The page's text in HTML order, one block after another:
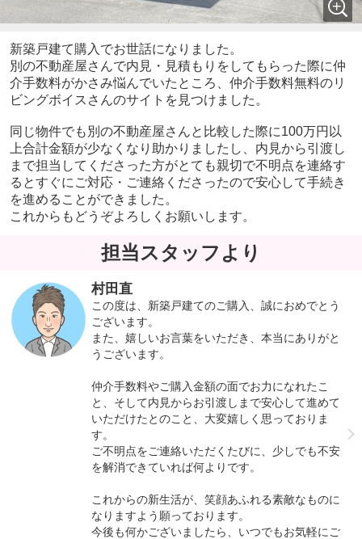
新築戸建て購入でお世話になりました。
別の不動産屋さんで内見・見積もりをしてもらった際に仲
介手数料がかさみ悩んでいたところ、仲介手数料無料のリ
ビングボイスさんのサイトを見つけました。
同じ物件でも別の不動産屋さんと比較した際に100万円以
上合計金額が少なくなり助かりましたし、内見から引渡し
まで担当してくださった方がとても親切で不明点を連絡す
るとすぐにご対応・ご連絡くださったので安心して手続き
を進めることができました。
これからもどうぞよろしくお願いします。
担当スタッフより
村田直
この度は、新築戸建てのご購入、誠におめでとう
ございます。
また、嬉しいお言葉をいただき、本当にありがと
うございます。
仲介手数料やご購入金額の面でお力になれたこ
と、そして内見からお引渡しまで安心して進めて
いただけたとのこと、大変嬉しく思っておりま
す。
ご不明点をご連絡いただくたびに、少しでも不安
を解消できていれば何よりです。
これからの新生活が、笑顔あふれる素敵なものに
なりますよう願っております。
今後も何かございましたら、いつでもお気軽にご